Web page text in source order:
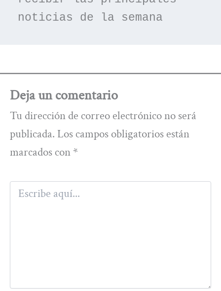
noticias de la semana
Deja un comentario
Tu dirección de correo electrónico no será
publicada. Los campos obligatorios están
marcados con *
Escribe
aquí...